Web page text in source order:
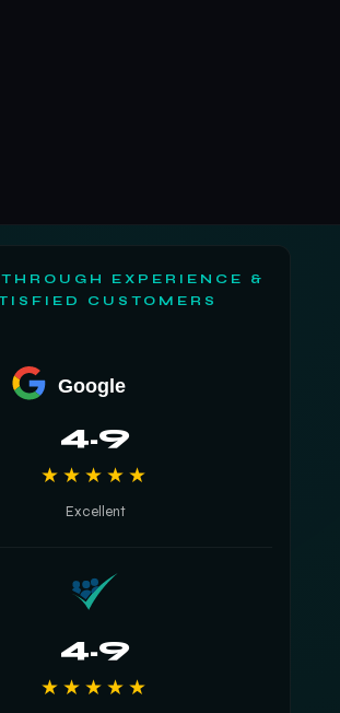
EXPERIENCE &
CUSTOMERS
Google
4.9
★★★★★
Excellent
4.9
★★★★★